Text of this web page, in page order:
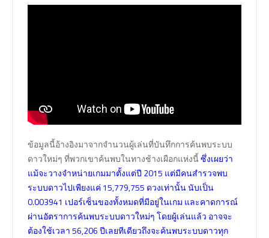
ข้อมูลนี้อ้างอิงมาจากจำนวนผู้เล่นที่บันทึกการค้นพบระบบ
ดาวใหม่ๆ ที่พวกเขาค้นพบในทางช้างเผือกแห่งนี้ซึ่งเผยว่า
แม้จะวางจำหน่ายเกมมาตั้งแต่ปี 2015 แต่มีคนสำรวจพบ
ระบบดาวไปเพียงแค่ 15,779,755 ดวงเท่านั้น นับเป็น
0.003941 เปอร์เซ็นของทั้งหมดที่มีอยู่ในเกม และคาดการณ์
ผ่านอัตราการค้นพบระบบดาวใหม่ๆ โดยผู้เล่นแล้ว อาจจะ
ต้องใช้เวลา 56,206 ปีเลยทีเดียวถึงจะค้นพบระบบดาวทุก